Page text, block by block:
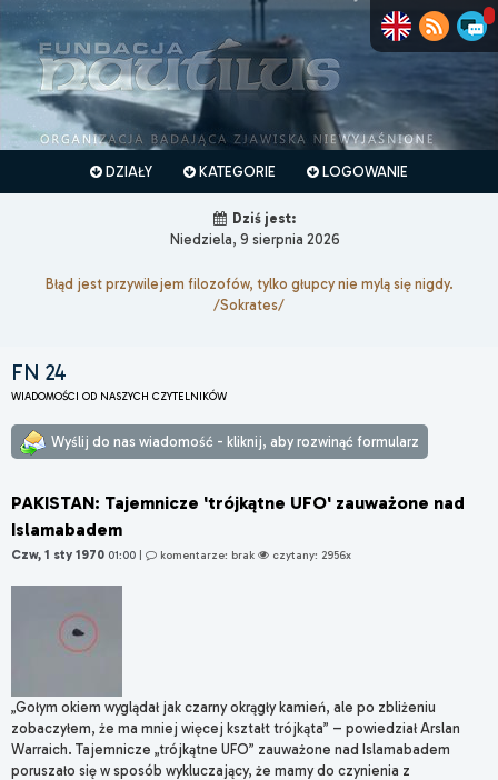
DZIAŁY KATEGORIE LOGOWANIE
Dziś jest:
Niedziela, 9 sierpnia 2026
Błąd jest przywilejem filozofów, tylko głupcy nie mylą się nigdy.
/Sokrates/
FN 24
WIADOMOŚCI OD NASZYCH CZYTELNIKÓW
Wyślij do nas wiadomość - kliknij, aby rozwinąć formularz
PAKISTAN: Tajemnicze 'trójkątne UFO' zauważone nad
Islamabadem
Czw, 1 sty 1970 01:00 | komentarze: brak czytany: 2956x
„Gołym okiem wyglądał jak czarny okrągły kamień, ale po zbliżeniu
zobaczyłem, że ma mniej więcej kształt trójkąta” – powiedział Arslan
Warraich. Tajemnicze „trójkątne UFO” zauważone nad Islamabadem
poruszało się w sposób wykluczający, że mamy do czynienia z